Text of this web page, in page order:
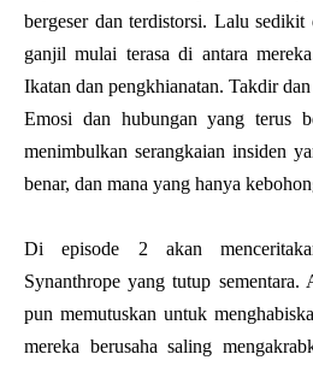
bergeser dan terdistorsi. Lalu sedikit
ganjil mulai terasa di antara
Ikatan dan pengkhianatan. Takdir
Emosi dan hubungan yang terus
menimbulkan serangkaian insiden
benar, dan mana yang hanya
Di episode 2 akan
Synanthrope yang tutup sementara.
pun memutuskan untuk
mereka berusaha saling